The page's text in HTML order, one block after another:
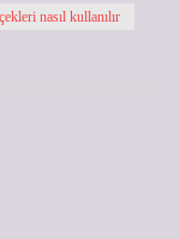
nasıl kullanılır